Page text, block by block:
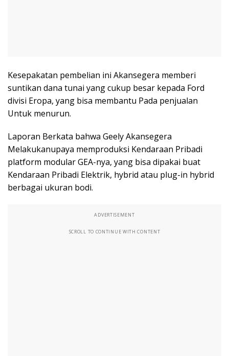
Kesepakatan pembelian ini Akansegera memberi
suntikan dana tunai yang cukup besar kepada Ford
divisi Eropa, yang bisa membantu Pada penjualan
Untuk menurun.
Laporan Berkata bahwa Geely Akansegera
Melakukanupaya memproduksi Kendaraan Pribadi
platform modular GEA-nya, yang bisa dipakai buat
Kendaraan Pribadi Elektrik, hybrid atau plug-in hybrid
berbagai ukuran bodi.
ADVERTISEMENT
SCROLL TO CONTINUE WITH CONTENT